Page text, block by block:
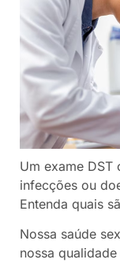
Um exame DST
infecções ou
Entenda quais
Nossa saúde
nossa